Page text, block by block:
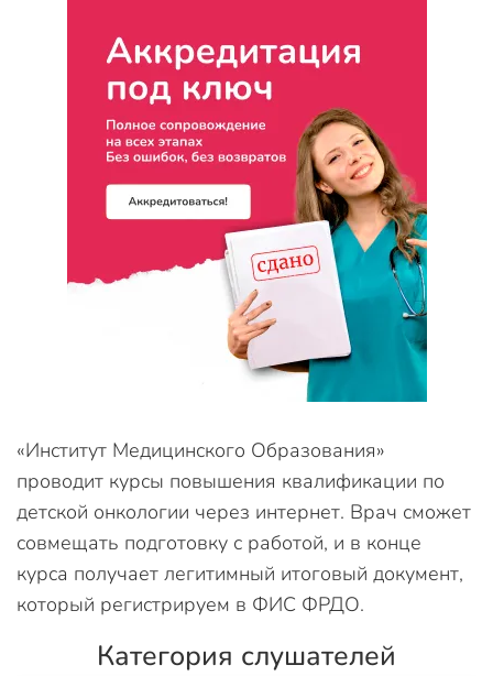
«Институт Медицинского Образования»
проводит курсы повышения квалификации по
детской онкологии через интернет. Врач сможет
совмещать подготовку с работой, и в конце
курса получает легитимный итоговый документ,
который регистрируем в ФИС ФРДО.
Категория слушателей